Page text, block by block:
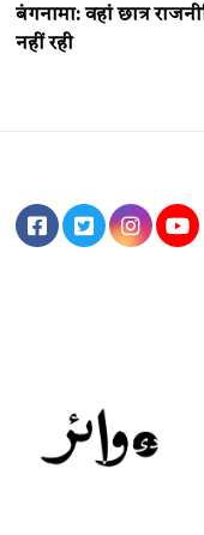
बंगनामा: वहां छात्र
नहीं रही